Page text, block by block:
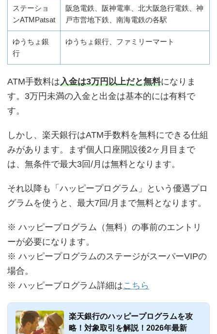
ステーショ
ンATMPatsat
阪急電鉄、阪神電車、北大阪急行電鉄、神
戸市営地下鉄、南海電鉄の各駅
ゆうちょ銀
行
ゆうちょ銀行、ファミリーマート
ATM手数料は入金は3万円以上だと無料になりま
す。3万円未満の入金と出金は基本的には有料で
す。
しかし、楽天銀行はATM手数料を無料にできる仕組
みがあります。まず個人口座開設後2ヶ月目まで
は、無条件で最大3回/月は無料となります。
それ以降も「ハッピープログラム」という優遇プロ
グラムを使うと、最大7回/月まで無料となります。
※ ハッピープログラム（無料）の事前のエントリ
ーが必要になります。
※ ハッピープログラムのステージがスーパーVIPの
場合。
※ ハッピープログラム詳細はこちら
楽天銀行のハッピープログラムを攻
略！対象取引を解説！2026年最新